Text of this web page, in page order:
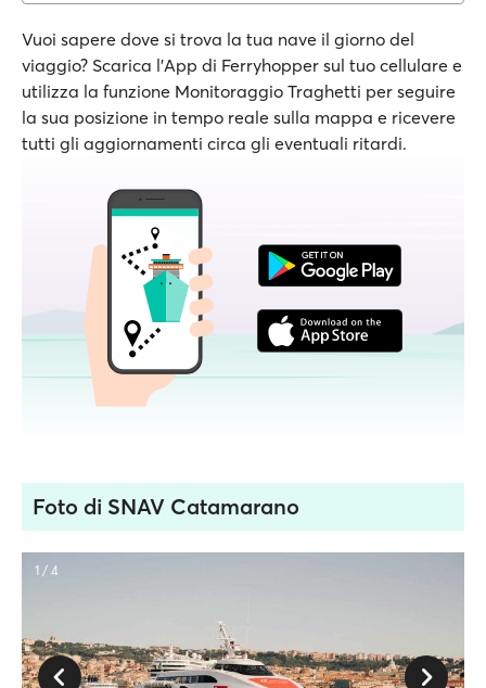
Vuoi sapere dove si trova la tua nave il giorno del
viaggio? Scarica l'App di Ferryhopper sul tuo cellulare e
utilizza la funzione Monitoraggio Traghetti per seguire
la sua posizione in tempo reale sulla mappa e ricevere
tutti gli aggiornamenti circa gli eventuali ritardi.
Foto di SNAV Catamarano
1 / 4